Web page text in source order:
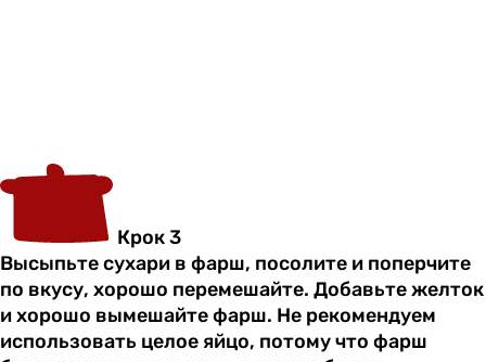
Крок 3
Высыпьте сухари в фарш, посолите и поперчите
по вкусу, хорошо перемешайте. Добавьте желток
и хорошо вымешайте фарш. Не рекомендуем
использовать целое яйцо, потому что фарш